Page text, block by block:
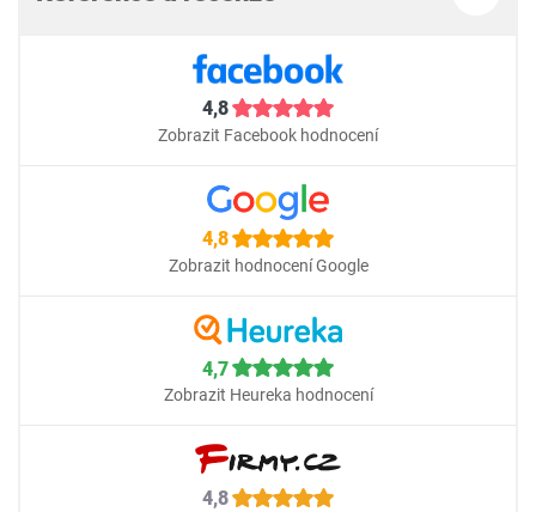
4,8
Zobrazit Facebook hodnocení
4,8
Zobrazit hodnocení Google
4,7
Zobrazit Heureka hodnocení
4,8